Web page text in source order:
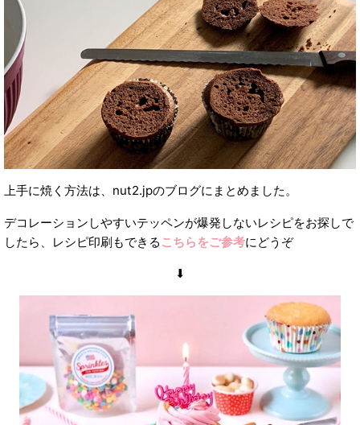
上手に焼く方法は、nut2.jpのブログにまとめました。
デコレーションしやすいテッペンが爆発しないレシピをお探しで
したら、レシピ印刷もできる こちらをご参考にどうぞ
⬇︎